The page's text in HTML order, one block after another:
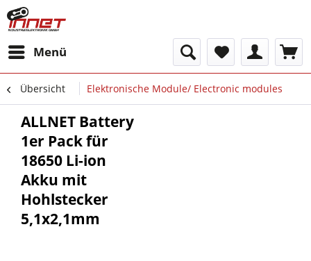
Menü
Übersicht Elektronische Module/ Electronic modules
ALLNET Battery
1er Pack für
18650 Li-ion
Akku mit
Hohlstecker
5,1x2,1mm